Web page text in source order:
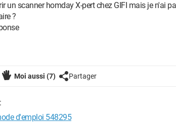
un scanner homday X-pert chez GIFI mais je n'ai
?
Moi aussi (7) Partager
d'emploi 548295